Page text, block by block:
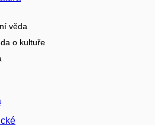
věda
o kultuře